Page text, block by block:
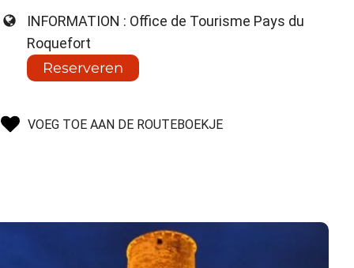
INFORMATION : Office de Tourisme Pays du
Roquefort
Reserveren
VOEG TOE AAN DE ROUTEBOEKJE